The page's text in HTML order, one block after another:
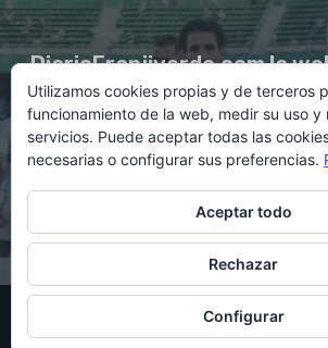
DiarioFranjiverde.com la
información del
Contacto en:
© Copyright 2021 - Gestión y diseño por
Política de cookies Política de privacidad
Utilizamos cookies propias y de terceros
funcionamiento de la web, medir su uso y
servicios. Puede aceptar todas las
necesarias o configurar sus preferencias.
Aceptar todo
Rechazar
Configurar